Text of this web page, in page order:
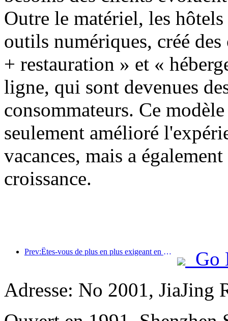
Outre le matériel, les
outils numériques, créé
+ restauration » et «
ligne, qui sont devenues
consommateurs. Ce
seulement amélioré
vacances, mais a
croissance.
Prev:Êtes-vous de plus en plus exigeant en matière d’hôtels ? Les marques de milieu et haut de gamme « choisissent » toutes les détails
Go
Adresse: No 2001, JiaJing